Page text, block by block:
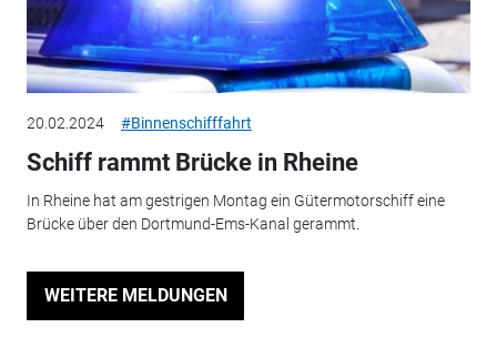
20.02.2024 #Binnenschifffahrt
Schiff rammt Brücke in Rheine
In Rheine hat am gestrigen Montag ein Gütermotorschiff eine
Brücke über den Dortmund-Ems-Kanal gerammt.
WEITERE MELDUNGEN